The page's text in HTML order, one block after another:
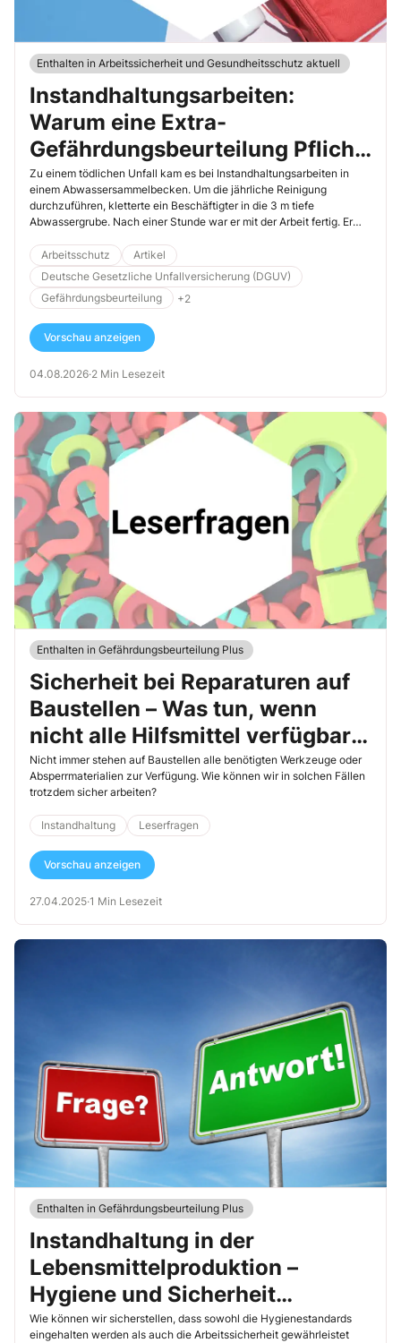
Enthalten in Arbeitssicherheit und Gesundheitsschutz aktuell
Instandhaltungsarbeiten:
Warum eine Extra-
Gefährdungsbeurteilung Pflicht
ist
Zu einem tödlichen Unfall kam es bei Instandhaltungsarbeiten in
einem Abwassersammelbecken. Um die jährliche Reinigung
durchzuführen, kletterte ein Beschäftigter in die 3 m tiefe
Abwassergrube. Nach einer Stunde war er mit der Arbeit fertig. Er
Der Mann stürzt plötzlich in die Grube zurück. Ein Kollege holt sofort
Hilfe, worauf 2 weitere Kollegen zur Grube eilen.
Arbeitsschutz
Artikel
Deutsche Gesetzliche Unfallversicherung (DGUV)
Gefährdungsbeurteilung
+2
Vorschau anzeigen
04.08.2026·2 Min Lesezeit
Enthalten in Gefährdungsbeurteilung Plus
Sicherheit bei Reparaturen auf
Baustellen – Was tun, wenn
nicht alle Hilfsmittel verfügbar
sind?
Nicht immer stehen auf Baustellen alle benötigten Werkzeuge oder
Absperrmaterialien zur Verfügung. Wie können wir in solchen Fällen
trotzdem sicher arbeiten?
Instandhaltung Leserfragen
Vorschau anzeigen
27.04.2025·1 Min Lesezeit
Enthalten in Gefährdungsbeurteilung Plus
Instandhaltung in der
Lebensmittelproduktion –
Hygiene und Sicherheit
kombinieren?
Wie können wir sicherstellen, dass sowohl die Hygienestandards
eingehalten werden als auch die Arbeitssicherheit gewährleistet